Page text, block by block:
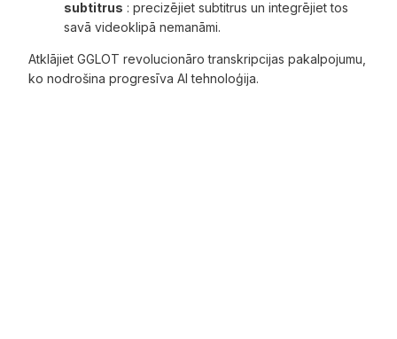
subtitrus : precizējiet subtitrus un integrējiet tos
savā videoklipā nemanāmi.
Atklājiet GGLOT revolucionāro transkripcijas pakalpojumu,
ko nodrošina progresīva AI tehnoloģija.